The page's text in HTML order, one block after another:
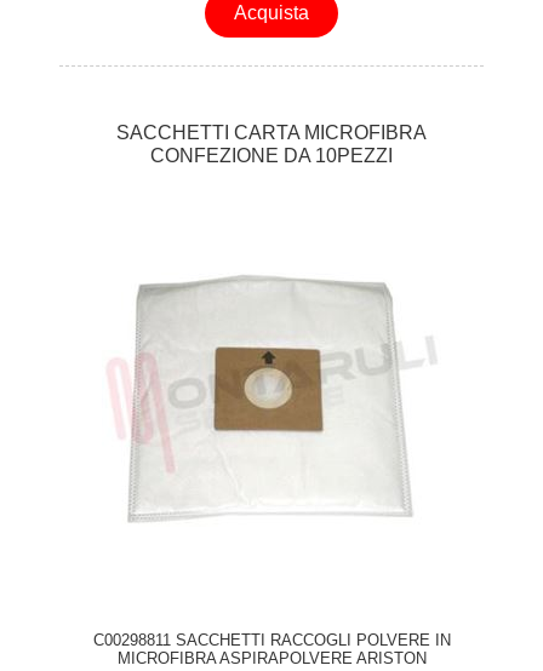
Acquista
SACCHETTI CARTA MICROFIBRA
CONFEZIONE DA 10PEZZI
C00298811 SACCHETTI RACCOGLI POLVERE IN
MICROFIBRA ASPIRAPOLVERE ARISTON